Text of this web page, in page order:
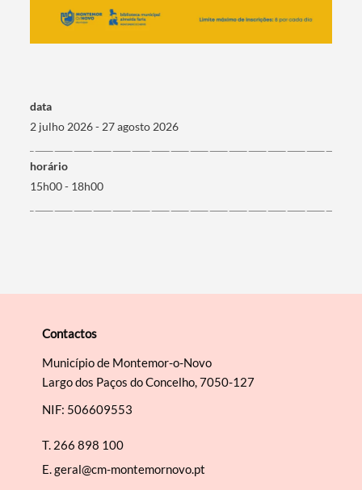
data
2 julho 2026 - 27 agosto 2026
horário
15h00 - 18h00
Contactos
Município de Montemor-o-Novo
Largo dos Paços do Concelho, 7050-127
NIF: 506609553
T. 266 898 100
E.geral@cm-montemornovo.pt